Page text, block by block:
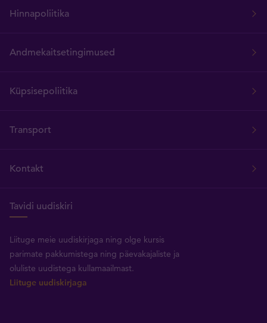
Hinnapoliitika
Andmekaitsetingimused
Küpsisepoliitika
Transport
Kontakt
Tavidi uudiskiri
Liituge meie uudiskirjaga ning olge kursis
parimate pakkumistega ning päevakajaliste ja
oluliste uudistega kullamaailmast.
Liituge uudiskirjaga